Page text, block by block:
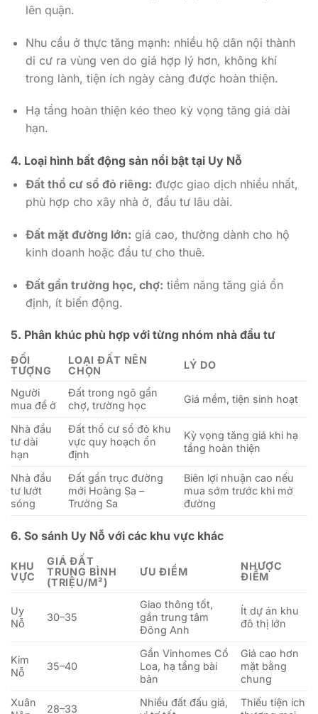
lên quận.
Nhu cầu ở thực tăng mạnh: nhiều hộ dân nội thành
di cư ra vùng ven do giá hợp lý hơn, không khí
trong lành, tiện ích ngày càng được hoàn thiện.
Hạ tầng hoàn thiện kéo theo kỳ vọng tăng giá dài
hạn.
4. Loại hình bất động sản nổi bật tại Uy Nỗ
Đất thổ cư sổ đỏ riêng: được giao dịch nhiều nhất,
phù hợp cho xây nhà ở, đầu tư lâu dài.
Đất mặt đường lớn: giá cao, thường dành cho hộ
kinh doanh hoặc đầu tư cho thuê.
Đất gần trường học, chợ: tiềm năng tăng giá ổn
định, ít biến động.
5. Phân khúc phù hợp với từng nhóm nhà đầu tư
ĐỐI
TƯỢNG
LOẠI ĐẤT NÊN
CHỌN
LÝ DO
Người
mua để ở
Đất trong ngõ gần
chợ, trường học
Giá mềm, tiện sinh hoạt
Nhà đầu
tư dài
hạn
Đất thổ cư sổ đỏ khu
vực quy hoạch ổn
định
Kỳ vọng tăng giá khi hạ
tầng hoàn thiện
Nhà đầu
tư lướt
sóng
Đất gần trục đường
mới Hoàng Sa –
Trường Sa
Biên lợi nhuận cao nếu
mua sớm trước khi mở
đường
6. So sánh Uy Nỗ với các khu vực khác
KHU
VỰC
GIÁ ĐẤT
TRUNG BÌNH
(TRIỆU/M²)
ƯU ĐIỂM
NHƯỢC
ĐIỂM
Uy
Nỗ
30–35
Giao thông tốt,
gần trung tâm
Đông Anh
Ít dự án khu
đô thị lớn
Kim
Nỗ
35–40
Gần Vinhomes Cổ
Loa, hạ tầng bài
bản
Giá cao hơn
mặt bằng
chung
Xuân
28–33
Nhiều đất đấu giá,
Thiếu tiện ích